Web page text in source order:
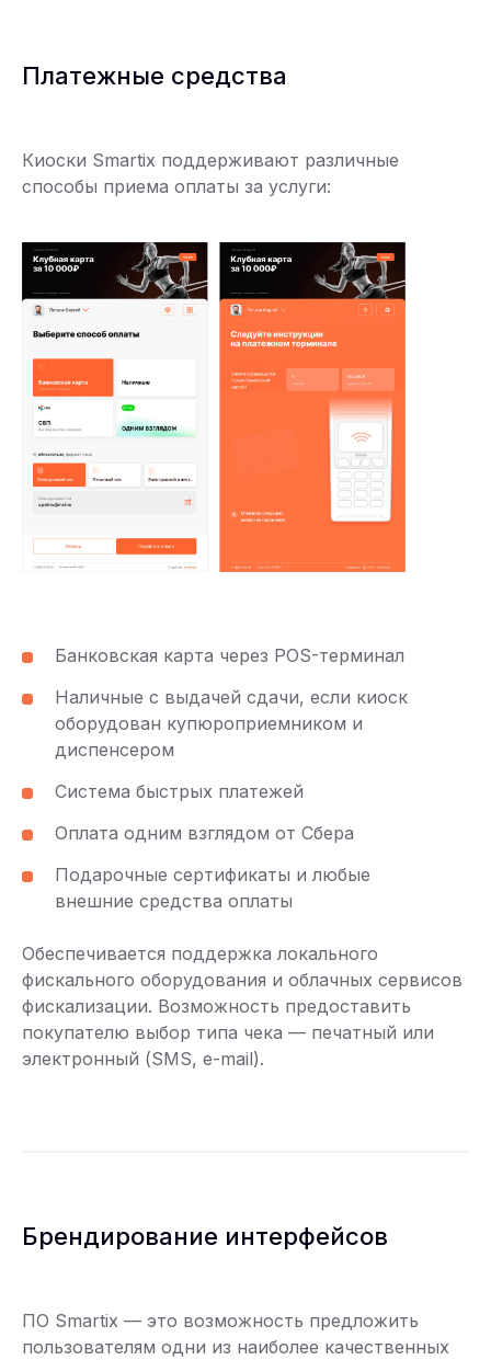
Платежные средства
Киоски Smartix поддерживают различные
способы приема оплаты за услуги:
Банковская карта через POS-терминал
Наличные с выдачей сдачи, если киоск
оборудован купюроприемником и
диспенсером
Система быстрых платежей
Оплата одним взглядом от Сбера
Подарочные сертификаты и любые
внешние средства оплаты
Обеспечивается поддержка локального
фискального оборудования и облачных сервисов
фискализации. Возможность предоставить
покупателю выбор типа чека — печатный или
электронный (SMS, e-mail).
Брендирование интерфейсов
ПО Smartix — это возможность предложить
пользователям одни из наиболее качественных